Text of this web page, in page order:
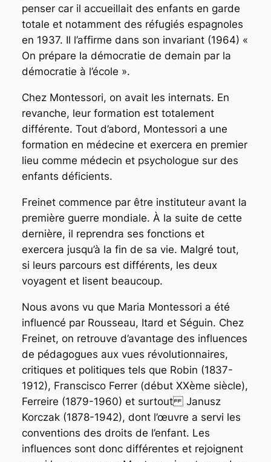
penser car il accueillait des enfants en garde
totale et notamment des réfugiés espagnoles
en 1937. Il l’affirme dans son invariant (1964) «
On prépare la démocratie de demain par la
démocratie à l’école ».
Chez Montessori, on avait les internats. En
revanche, leur formation est totalement
différente. Tout d’abord, Montessori a une
formation en médecine et exercera en premier
lieu comme médecin et psychologue sur des
enfants déficients.
Freinet commence par être instituteur avant la
première guerre mondiale. À la suite de cette
dernière, il reprendra ses fonctions et
exercera jusqu’à la fin de sa vie. Malgré tout,
si leurs parcours est différents, les deux
voyagent et lisent beaucoup.
Nous avons vu que Maria Montessori a été
influencé par Rousseau, Itard et Séguin. Chez
Freinet, on retrouve d’avantage des influences
de pédagogues aux vues révolutionnaires,
critiques et politiques tels que Robin (1837-
1912), Franscisco Ferrer (début XXème siècle),
Ferreire (1879-1960) et surtout
Janusz
Korczak (1878-1942), dont l’œuvre a servi les
conventions des droits de l’enfant. Les
influences sont donc différentes et rejoignent